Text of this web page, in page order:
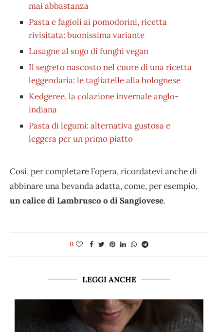
mai abbastanza
Pasta e fagioli ai pomodorini, ricetta
rivisitata: buonissima variante
Lasagne al sugo di funghi vegan
Il segreto nascosto nel cuore di una ricetta
leggendaria: le tagliatelle alla bolognese
Kedgeree, la colazione invernale anglo-
indiana
Pasta di legumi: alternativa gustosa e
leggera per un primo piatto
Così, per completare l’opera, ricordatevi anche di
abbinare una bevanda adatta, come, per esempio,
un calice di Lambrusco o di Sangiovese.
0
LEGGI ANCHE